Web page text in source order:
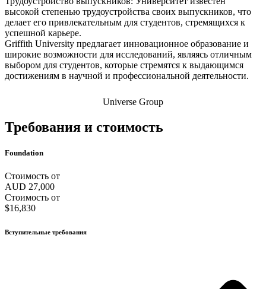
высокой степенью трудоустройства своих выпускников, что
делает его привлекательным для студентов, стремящихся к
успешной карьере.
Griffith University предлагает инновационное образование и
широкие возможности для исследований, являясь отличным
выбором для студентов, которые стремятся к выдающимся
достижениям в научной и профессиональной деятельности.
Universe Group
Требования и стоимость
Foundation
Стоимость от
AUD 27,000
Стоимость от
$16,830
Вступительные требования